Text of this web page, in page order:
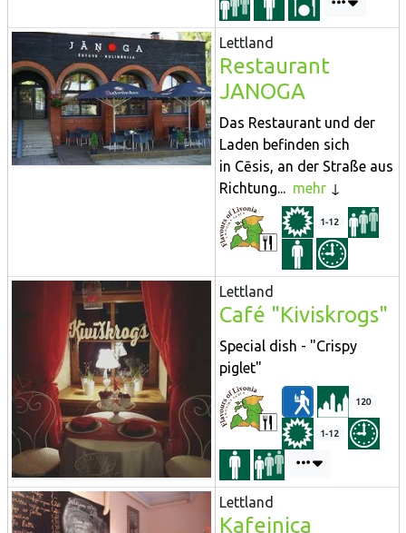
Lettland
Restaurant
JANOGA
Das Restaurant und der
Laden befinden sich
in Cēsis, an der Straße aus
Richtung... mehr
1-12
Lettland
Café "Kiviskrogs"
Special dish - "Crispy
piglet"
120
1-12
Lettland
Kafejnica